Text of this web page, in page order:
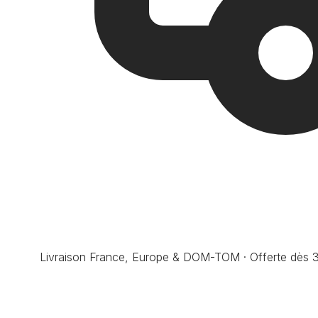
Livraison France, Europe & DOM-TOM · Offerte dès